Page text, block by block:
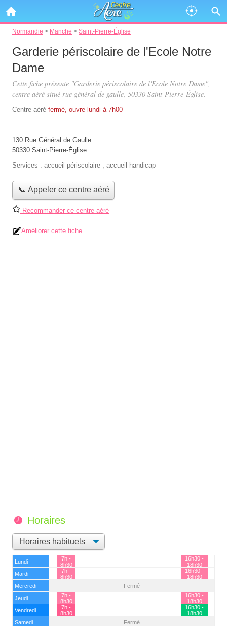
Normandie > Manche > Saint-Pierre-Église
Garderie périscolaire de l'Ecole Notre
Dame
Cette fiche présente "Garderie périscolaire de l'Ecole Notre Dame",
centre aéré situé rue général de gaulle, 50330 Saint-Pierre-Église.
Centre aéré fermé, ouvre lundi à 7h00
130 Rue Général de Gaulle
50330 Saint-Pierre-Église
Services : accueil périscolaire , accueil handicap
📞 Appeler ce centre aéré
Recommander ce centre aéré
Améliorer cette fiche
Horaires
Lundi
7h -
8h30
16h30 -
18h30
Mardi
7h -
8h30
16h30 -
18h30
Mercredi
Fermé
Jeudi
7h -
8h30
16h30 -
18h30
Vendredi
7h -
8h30
16h30 -
18h30
Samedi
Fermé